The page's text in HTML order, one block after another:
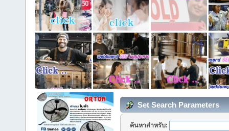
Set Search Parameters
ค้นหาสำหรับ: